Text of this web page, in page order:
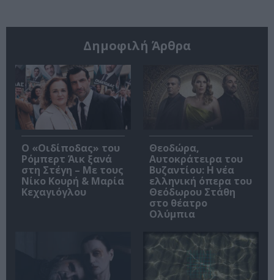
Δημοφιλή Άρθρα
O «Οιδίποδας» του
Ρόμπερτ Άικ ξανά
στη Στέγη – Με τους
Νίκο Κουρή & Μαρία
Κεχαγιόγλου
Θεοδώρα,
Αυτοκράτειρα του
Βυζαντίου: Η νέα
ελληνική όπερα του
Θεόδωρου Στάθη
στο θέατρο
Ολύμπια